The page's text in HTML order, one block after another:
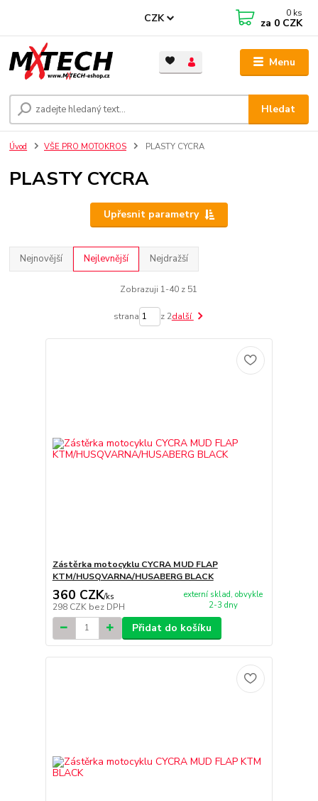
Menu
CZK
Hledat
0 ks
za 0 CZK
Úvod VŠE PRO MOTOKROS PLASTY CYCRA
PLASTY CYCRA
Upřesnit parametry
Nejnovější Nejlevnější Nejdražší
Zobrazuji 1-40 z 51
strana z 2další
Zástěrka motocyklu CYCRA MUD FLAP
KTM/HUSQVARNA/HUSABERG BLACK
360 CZK/ks
298 CZK bez DPH
externí sklad, obvykle
2-3 dny
Přidat do košíku